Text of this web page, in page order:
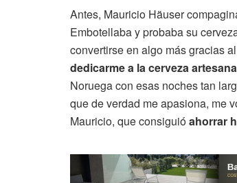
Antes, Mauricio Häuser
Embotellaba y probaba su
convertirse en algo más gracias
dedicarme a la cerveza
Noruega con esas noches tan
que de verdad me apasiona, me
Mauricio, que consiguióahorrar